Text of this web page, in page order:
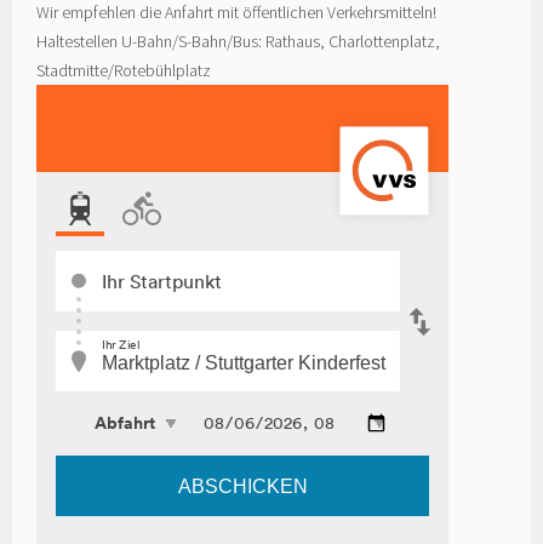
Wir empfehlen die Anfahrt mit öffentlichen Verkehrsmitteln!
Haltestellen U-Bahn/S-Bahn/Bus: Rathaus, Charlottenplatz,
Stadtmitte/Rotebühlplatz